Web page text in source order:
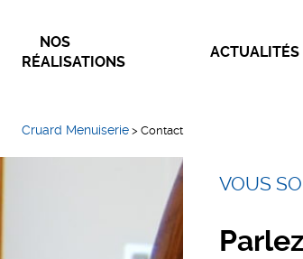
NOS
RÉALISATIONS
ACTUALITÉS
Cruard Menuiserie >Contact
VOUS